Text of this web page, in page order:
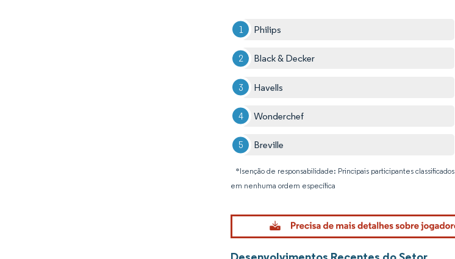
Philips
Black & Decker
Havells
Wonderchef
Breville
*Isenção de responsabilidade: Principais participantes classificados
em nenhuma ordem específica